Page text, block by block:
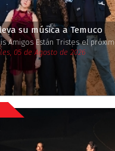
su música a Temuco
Amigos Están Tristes el
05 de Agosto de 2026